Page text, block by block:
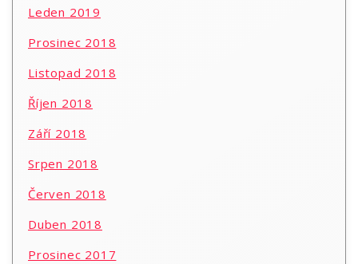
Leden 2019
Prosinec 2018
Listopad 2018
Říjen 2018
Září 2018
Srpen 2018
Červen 2018
Duben 2018
Prosinec 2017